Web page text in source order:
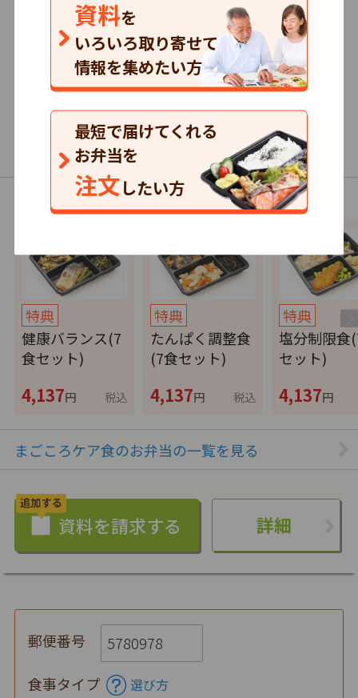
資料を
いろいろ取り寄せて
情報を集めたい方
最短で届けてくれる
お弁当を
注文したい方
3.5
口コミ132
591円～/1食
まとめて注文
普通食・制限食
以下の商品（コース）があります。
特典
健康バランス(7
食セット)
4,137円 税込
特典
たんぱく調整食
(7食セット)
4,137円 税込
特典
塩分制限食
セット)
4,137円
まごころケア食のお弁当の一覧を見る
詳細
郵便番号
食事タイプ 選び方